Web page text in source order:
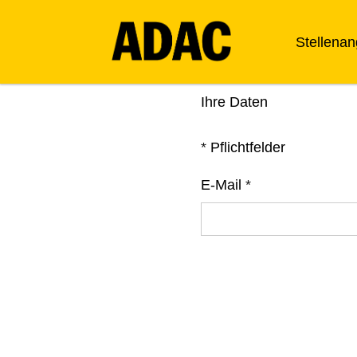
Ihre Daten
* Pflichtfelder
E-Mail *